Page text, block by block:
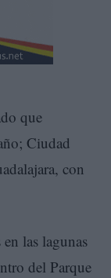
que
Ciudad
con
las lagunas
del Parque